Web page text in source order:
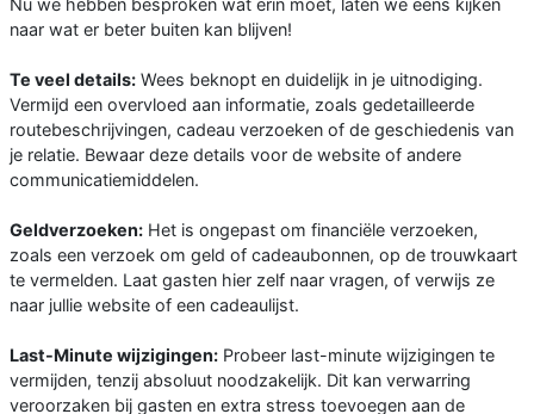
Nu we hebben besproken wat erin moet, laten we eens kijken
naar wat er beter buiten kan blijven!
Te veel details: Wees beknopt en duidelijk in je uitnodiging.
Vermijd een overvloed aan informatie, zoals gedetailleerde
routebeschrijvingen, cadeau verzoeken of de geschiedenis van
je relatie. Bewaar deze details voor de website of andere
communicatiemiddelen.
Geldverzoeken: Het is ongepast om financiële verzoeken,
zoals een verzoek om geld of cadeaubonnen, op de trouwkaart
te vermelden. Laat gasten hier zelf naar vragen, of verwijs ze
naar jullie website of een cadeaulijst.
Last-Minute wijzigingen: Probeer last-minute wijzigingen te
vermijden, tenzij absoluut noodzakelijk. Dit kan verwarring
veroorzaken bij gasten en extra stress toevoegen aan de